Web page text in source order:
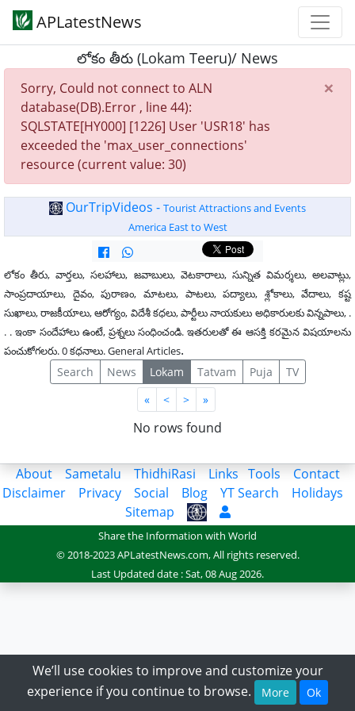
APLatestNews
లోకం తీరు (Lokam Teeru)/ News
×
Sorry, Could not connect to ALN
database(DB).Error , line 44):
SQLSTATE[HY000] [1226] User 'USR18' has
exceeded the 'max_user_connections'
resource (current value: 30)
OurTripVideos - Tourist Attractions and Events
America East to West
లోకం తీరు, వార్తలు, సలహాలు, జవాబులు, వెటకారాలు, సున్నిత విమర్శలు, అలవాట్లు,
సాంప్రదాయాలు, దైవం, పురాణం, మాటలు, పాటలు, పద్యాలు, శ్లోకాలు, వేదాలు, కష్ట
సుఖాలు, రాజకీయాలు, ఆరోగ్యం, విదేశీ కధలు, పార్టీలు నాయకులు అధికారులకు విన్నపాలు, .
. . ఇంకా సందేహాలు ఉంటే, ప్రశ్నలు సంధించండి. ఇతరులతో ఈ ఆసక్తి కరమైన విషయాలను
పంచుకోగలరు. 0 కధనాలు. General Articles.
Search News Lokam Tatvam Puja
TV
«First
< > »Last
No rows found
About Sametalu ThidhiRasi Links Tools
Contact
Disclaimer
Privacy Social Blog YT Search
Holidays
Sitemap
Share the Information with World
© 2018-2023 APLatestNews.com, All rights reserved.
Last Updated date : Sat, 08 Aug 2026.
We’ll use cookies to improve and customize your
experience if you continue to browse.
More Ok